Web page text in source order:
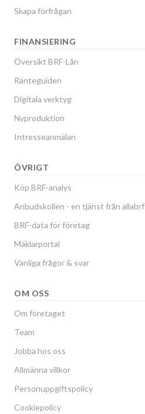
Skapa förfrågan
FINANSIERING
Översikt BRF-Lån
Ränteguiden
Digitala verktyg
Nyproduktion
Intresseanmälan
ÖVRIGT
Köp BRF-analys
Anbudskollen - en tjänst från allabrf
BRF-data för företag
Mäklarportal
Vanliga frågor & svar
OM OSS
Om företaget
Team
Jobba hos oss
Allmänna villkor
Personuppgiftspolicy
Cookiepolicy